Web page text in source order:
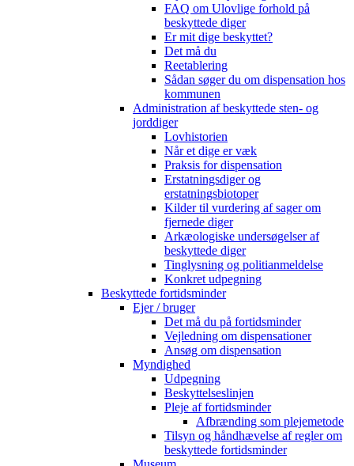
FAQ om Ulovlige forhold på
beskyttede diger
Er mit dige beskyttet?
Det må du
Reetablering
Sådan søger du om dispensation hos
kommunen
Administration af beskyttede sten- og
jorddiger
Lovhistorien
Når et dige er væk
Praksis for dispensation
Erstatningsdiger og
erstatningsbiotoper
Kilder til vurdering af sager om
fjernede diger
Arkæologiske undersøgelser af
beskyttede diger
Tinglysning og politianmeldelse
Konkret udpegning
Beskyttede fortidsminder
Ejer / bruger
Det må du på fortidsminder
Vejledning om dispensationer
Ansøg om dispensation
Myndighed
Udpegning
Beskyttelseslinjen
Pleje af fortidsminder
Afbrænding som plejemetode
Tilsyn og håndhævelse af regler om
beskyttede fortidsminder